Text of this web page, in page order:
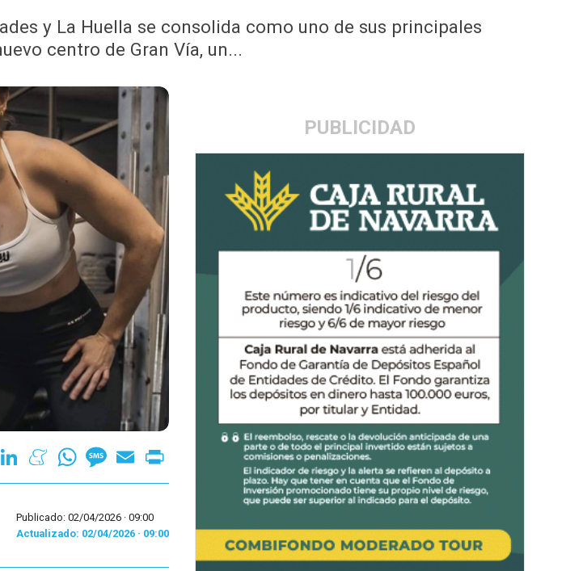
y La Huella se consolida como uno de sus principales
centro de Gran Vía, un...
PUBLICIDAD
LinkedInMeneameWhatsAppMessage
Email
Publicado: 02/04/2026 · 09:00
Actualizado: 02/04/2026 · 09:00